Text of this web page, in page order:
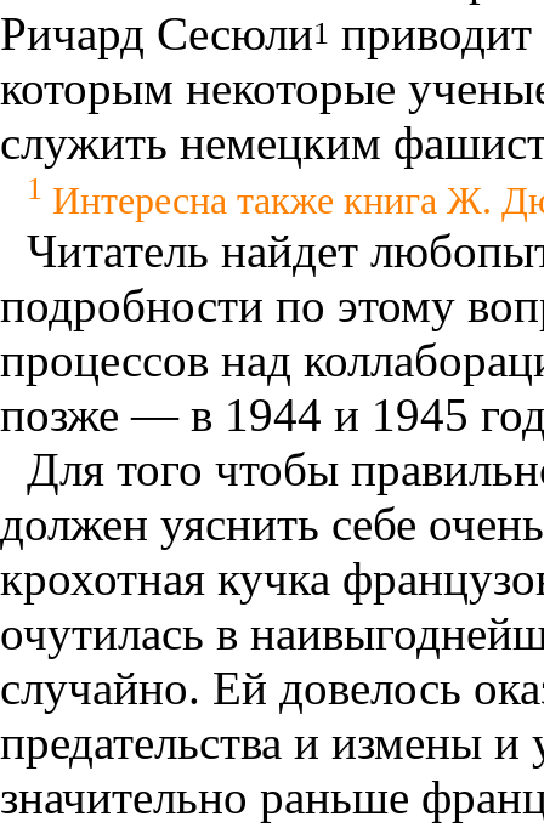
Ричард Сесюли1 приводит
которым некоторые
служить немецким
1 Интересна также книга Ж.
Читатель найдет
подробности по этому
процессов над
позже — в 1944 и 1945
Для того чтобы
должен уяснить себе
крохотная кучка
очутилась в
случайно. Ей довелось
предательства и измены
значительно раньше